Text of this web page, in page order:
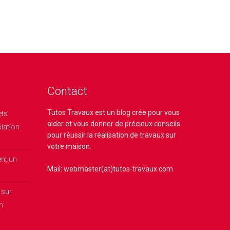
un
sur
Contact
Tutos Travauxest un blog crée pour vous
aider et vous donner de précieux conseils
pour réussir la réalisation de travaux sur
votre maison.
Mail: webmaster(at)tutos-travaux.com